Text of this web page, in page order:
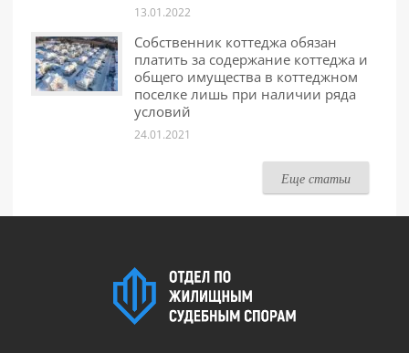
13.01.2022
Собственник коттеджа обязан
платить за содержание коттеджа и
общего имущества в коттеджном
поселке лишь при наличии ряда
условий
24.01.2021
Еще статьи